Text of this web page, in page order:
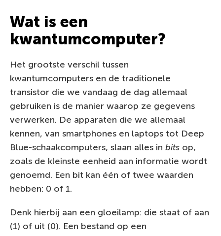
Wat is een
kwantumcomputer?
Het grootste verschil tussen
kwantumcomputers en de traditionele
transistor die we vandaag de dag allemaal
gebruiken is de manier waarop ze gegevens
verwerken. De apparaten die we allemaal
kennen, van smartphones en laptops tot Deep
Blue-schaakcomputers, slaan alles in bits op,
zoals de kleinste eenheid aan informatie wordt
genoemd. Een bit kan één of twee waarden
hebben: 0 of 1.
Denk hierbij aan een gloeilamp: die staat of aan
(1) of uit (0). Een bestand op een